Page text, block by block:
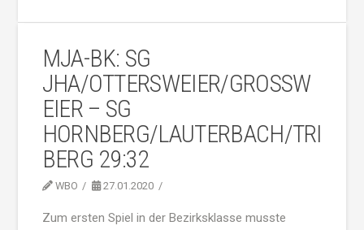
MJA-BK: SG
JHA/OTTERSWEIER/GROSSWE
IER – SG H
ORNBERG/LAUTERBACH/TRIB
ERG 29:32
WBO 27.01.2020
Zum ersten Spiel in der Bezirksklasse musste